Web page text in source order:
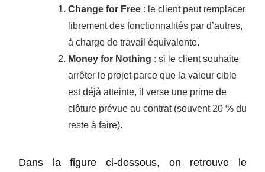
Change for Free : le client peut remplacer
librement des fonctionnalités par d’autres,
à charge de travail équivalente.
Money for Nothing : si le client souhaite
arrêter le projet parce que la valeur cible
est déjà atteinte, il verse une prime de
clôture prévue au contrat (souvent 20 % du
reste à faire).
Dans la figure ci-dessous, on retrouve le